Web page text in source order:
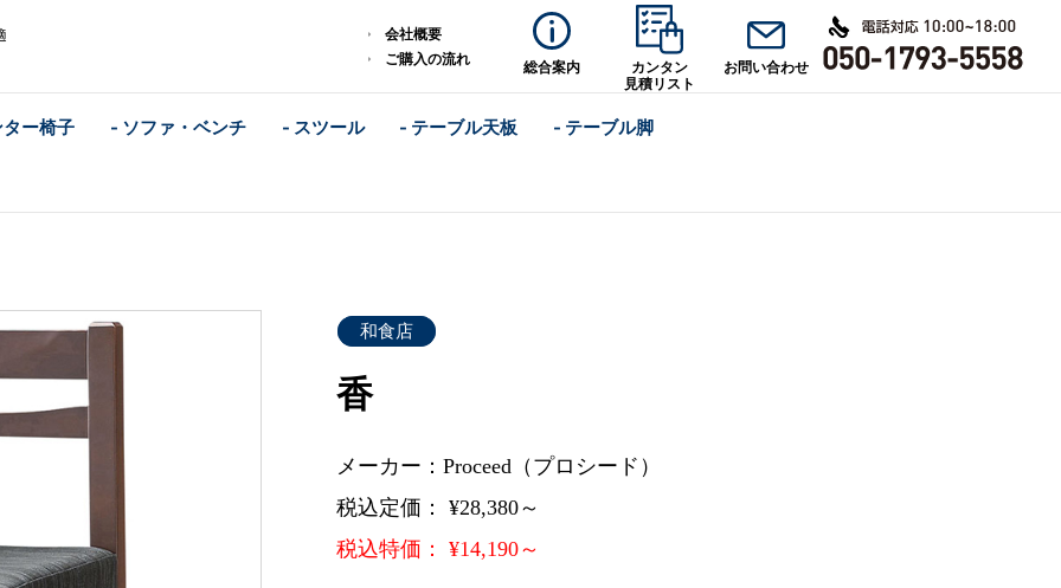
会社概要
ご購入の流れ
総合案内
カンタン
見積リスト
お問い合わせ
ー椅子 - ソファ・ベンチ - スツール - テーブル天板 - テーブル脚
和食店
香
メーカー：Proceed（プロシード）
税込定価： ¥28,380～
税込特価： ¥14,190～